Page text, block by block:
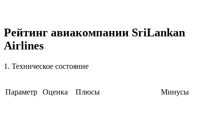
Рейтинг авиакомпании SriLankan
Airlines
1. Техническое состояние
Параметр Оценка Плюсы Минусы